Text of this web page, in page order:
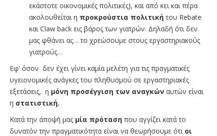
εκάστοτε οικονομικές πολιτικές), και από κει και πέρα
ακολουθείται η προκρούστια πολιτική του Rebate
και Claw back εις βάρος των γιατρών. Δηλαδή ότι δεν
μας φθάνει ας… το χρεώσουμε στους εργαστηριακούς
γιατρούς…
Εφ’ όσον δεν έχει γίνει καμία μελέτη για τις πραγματικές
υγειονομικές ανάγκες του πληθυσμού σε εργαστηριακές
εξετάσεις, η μόνη προσέγγιση των αναγκών αυτών είναι
η στατιστική.
Κατά την άποψή μας μία πρόταση που αγγίζει κατά το
δυνατόν την πραγματικότητα είναι να θεωρήσουμε ότι οι